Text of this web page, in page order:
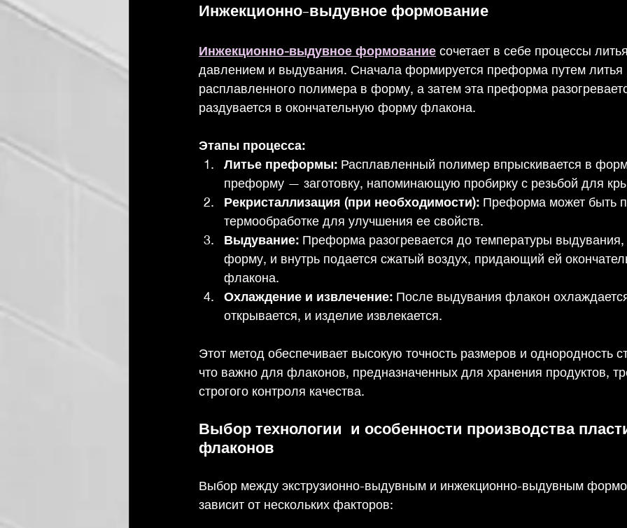
Инжекционно-выдувное формование
Инжекционно-выдувное формование сочетает в себе процессы
давлением и выдувания. Сначала формируется преформа путем литья
расплавленного полимера в форму, а затем эта преформа
раздувается в окончательную форму флакона.
Этапы процесса:
Литье преформы: Расплавленный полимер впрыскивается в
преформу — заготовку, напоминающую пробирку с резьбой для
Рекристаллизация (при необходимости): Преформа может быть
термообработке для улучшения ее свойств.
Выдувание: Преформа разогревается до температуры
форму, и внутрь подается сжатый воздух, придающий ей
флакона.
Охлаждение и извлечение: После выдувания флакон
открывается, и изделие извлекается.
Этот метод обеспечивает высокую точность размеров и однородность
что важно для флаконов, предназначенных для хранения продуктов,
строгого контроля качества.
Выбор технологии  и особенности производства
флаконов
Выбор между экструзионно-выдувным и инжекционно-выдувным
зависит от нескольких факторов: